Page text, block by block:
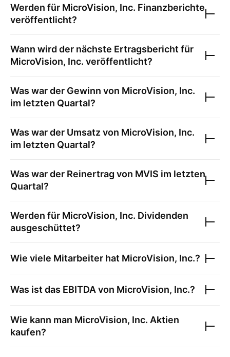
Werden für MicroVision, Inc. Finanzberichte
veröffentlicht?
Wann wird der nächste Ertragsbericht für
MicroVision, Inc. veröffentlicht?
Was war der Gewinn von MicroVision, Inc.
im letzten Quartal?
Was war der Umsatz von MicroVision, Inc.
im letzten Quartal?
Was war der Reinertrag von MVIS im letzten
Quartal?
Werden für MicroVision, Inc. Dividenden
ausgeschüttet?
Wie viele Mitarbeiter hat MicroVision, Inc.?
Was ist das EBITDA von MicroVision, Inc.?
Wie kann man MicroVision, Inc. Aktien
kaufen?